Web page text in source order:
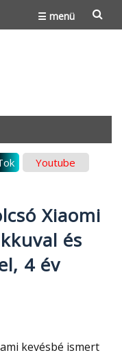
☰ menü
Youtube
Xiaomi
és
4 év
kevésbé ismert